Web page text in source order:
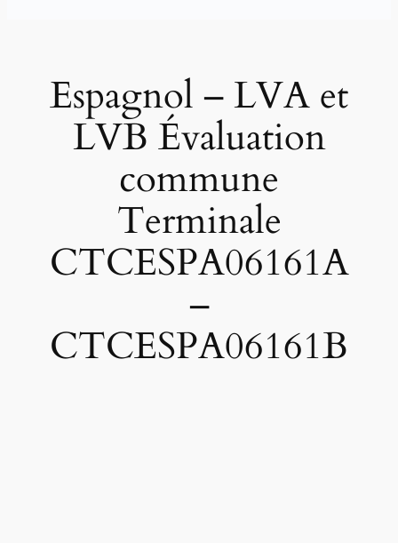
Espagnol – LVA et
LVB Évaluation
commune
Terminale
CTCESPA06161A
–
CTCESPA06161B